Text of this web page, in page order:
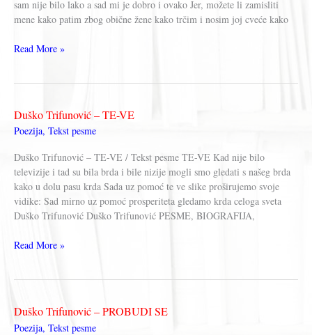
sam nije bilo lako a sad mi je dobro i ovako Jer, možete li zamisliti
mene kako patim zbog obične žene kako trčim i nosim joj cveće kako
Duško
Read More »
Duško Trifunović – TE-VE
Poezija, Tekst pesme
Duško Trifunović – TE-VE / Tekst pesme TE-VE Kad nije bilo
televizije i tad su bila brda i bile nizije mogli smo gledati s našeg brda
kako u dolu pasu krda Sada uz pomoć te ve slike proširujemo svoje
vidike: Sad mirno uz pomoć prosperiteta gledamo krda celoga sveta
Duško Trifunović Duško Trifunović PESME, BIOGRAFIJA,
Duško
Read More »
Duško Trifunović – PROBUDI SE
Poezija, Tekst pesme